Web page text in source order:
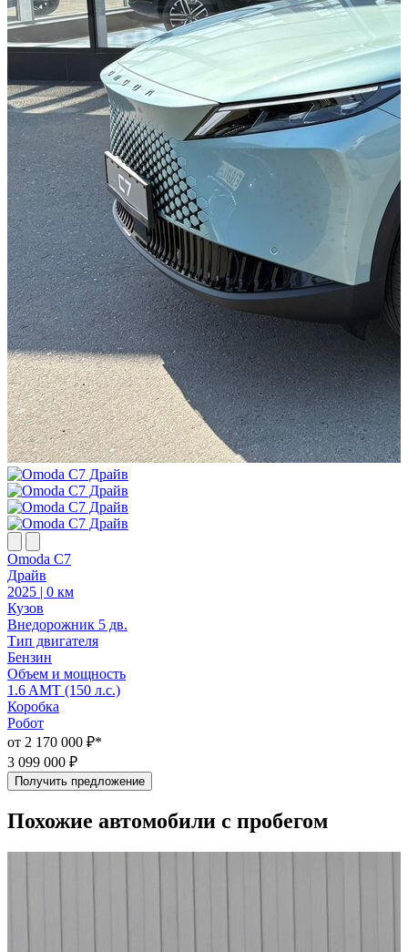
Omoda C7
Драйв
2025 | 0 км
Кузов
Внедорожник 5 дв.
Тип двигателя
Бензин
Объем и мощность
1.6 AMT (150 л.с.)
Коробка
Робот
от 2 170 000 ₽*
3 099 000 ₽
Получить предложение
Похожие автомобили с пробегом